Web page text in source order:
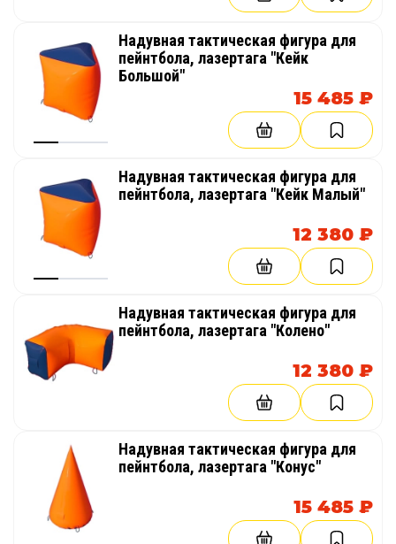
Надувная тактическая фигура для
пейнтбола, лазертага "Кейк
Большой"
15 485 ₽
Надувная тактическая фигура для
пейнтбола, лазертага "Кейк Малый"
12 380 ₽
Надувная тактическая фигура для
пейнтбола, лазертага "Колено"
12 380 ₽
Надувная тактическая фигура для
пейнтбола, лазертага "Конус"
15 485 ₽